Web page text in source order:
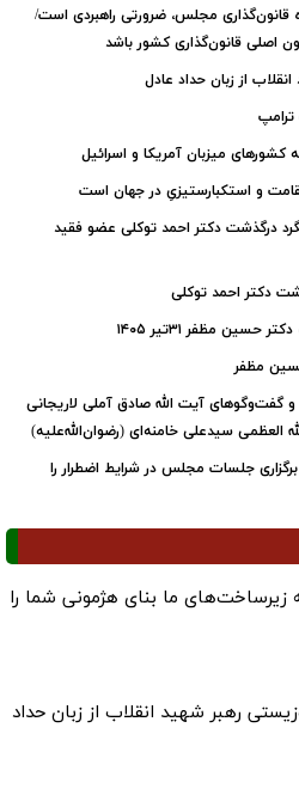
مجلس، ضرورتی راهبردی است/
اصلی قانون‌گذاری کشور باشد
از زبان حداد عادل
میزبان آمریکا و اسرائیل
و استکبارستیزیِ در جهان است
درگذشت دکتر احمد توکلی عضو فقید
دکتر احمد توکلی
مظفر ۳۱تیر ۱۴۰۵
مظفر
و گفت‌وگوهای آیت ‌الله صادق آملی لاریجانی
العظمی سیدعلی خامنه‌ای (رضوان‌الله‌علیه)
جلسات مجلس در شرایط اضطرار را
زیرساخت‌های ما بنای هژمونی شما را
رهبر شهید انقلاب از زبان حداد